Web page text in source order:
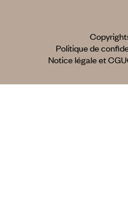
Politique de
Notice légale et CGU